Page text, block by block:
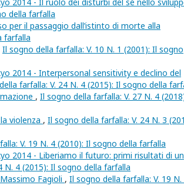
della farfalla
per il passaggio dall’istinto di morte alla
farfalla
Il sogno della farfalla: V. 10 N. 1 (2001): Il sogno
2014 - Interpersonal sensitivity e declino del
farfalla: V. 24 N. 4 (2015): Il sogno della
, Il sogno della farfalla: V. 27 N. 4
violenza , Il sogno della farfalla: V. 24 N. 3
V. 19 N. 4 (2010): Il sogno della farfalla
2014 - Liberiamo il futuro: primi risultati di un
N. 4 (2015): Il sogno della farfalla
Fagioli , Il sogno della farfalla: V. 19 N.